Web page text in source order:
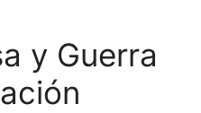
y Guerra